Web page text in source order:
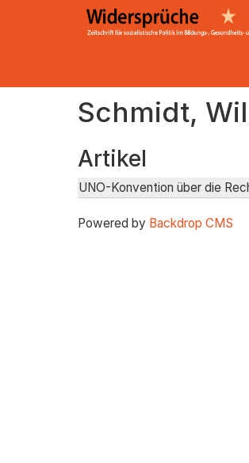
Schmidt,
Artikel
UNO-Konvention über die
Powered by Backdrop CMS